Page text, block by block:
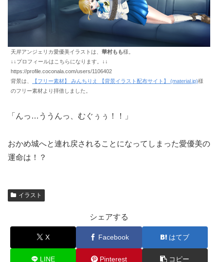
天岸アンジェリカ愛優美イラストは、 華村もも様。
↓↓プロフィールはこちらになります。↓↓
https://profile.coconala.com/users/1106402
背景は、
【フリー素材】 みんちりえ 【背景イラスト配布サイト】 (material.jp)様
のフリー素材より拝借しました。
「んっ…ううんっ、むぐぅぅ！！」
おかめ城へと連れ戻されることになってしまった愛優美の
運命は！？
イラスト
シェアする
X Facebook はてブ
LINE Pinterest コピー